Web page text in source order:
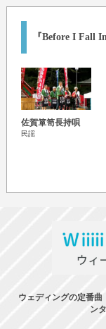
『Before I Fall
佐賀箪笥長持唄
民謡
ウェディングの定番
ン